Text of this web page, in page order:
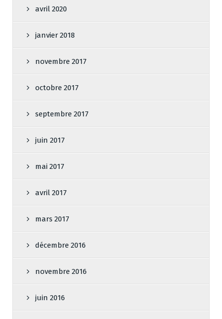
avril 2020
janvier 2018
novembre 2017
octobre 2017
septembre 2017
juin 2017
mai 2017
avril 2017
mars 2017
décembre 2016
novembre 2016
juin 2016